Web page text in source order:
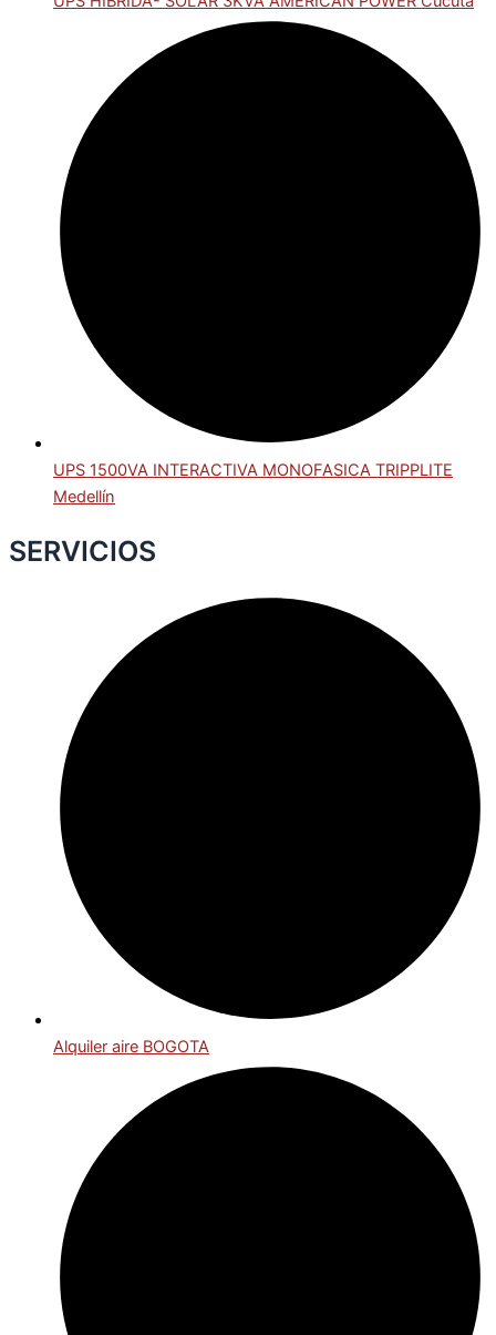
UPS 1500VA INTERACTIVA MONOFASICA TRIPPLITE
Medellín
SERVICIOS
Alquiler aire BOGOTA